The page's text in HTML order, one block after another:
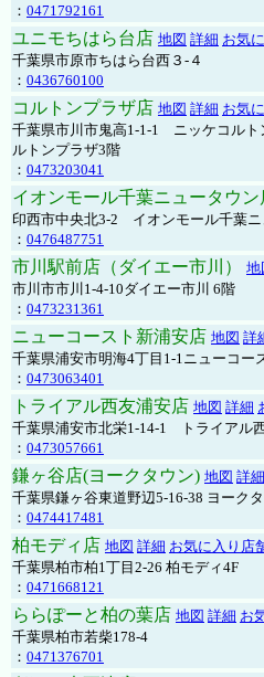
： 0471792161
ユニモちはら台店 地図 詳細 お気
千葉県市原市ちはら台西３-４
： 0436760100
コルトンプラザ店 地図 詳細 お気
千葉県市川市鬼高1-1-1 ニッケコル
ルトンプラザ3階
： 0473203041
イオンモール千葉ニュータウン
印西市中央北3-2 イオンモール千葉ニ
： 0476487751
市川駅前店（ダイエー市川） 地
市川市市川1-4-10ダイエー市川 6階
： 0473231361
ニューコースト新浦安店 地図 詳
千葉県浦安市明海4丁目1-1ニューコー
： 0473063401
トライアル西友浦安店 地図 詳細
千葉県浦安市北栄1-14-1 トライアル
： 0473057661
鎌ヶ谷店(ヨークタウン) 地図 詳細
千葉県鎌ヶ谷東道野辺5-16-38 ヨーク
： 0474417481
柏モディ店 地図 詳細 お気に入り店
千葉県柏市柏1丁目2-26 柏モディ4F
： 0471668121
ららぽーと柏の葉店 地図 詳細 お
千葉県柏市若柴178-4
： 0471376701